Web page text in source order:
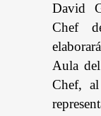
David
Chef
Aula
Chef,